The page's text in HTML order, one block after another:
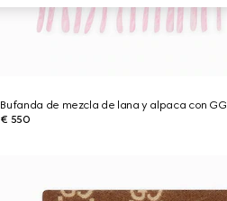
Bufanda de mezcla de lana y alpaca con GG
€ 550